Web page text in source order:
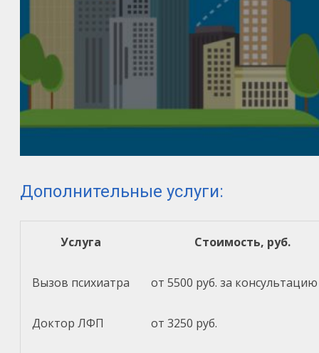
Дополнительные услуги:
Услуга Стоимость, руб.
Вызов психиатра от 5500 руб. за консультацию
Доктор ЛФП от 3250 руб.